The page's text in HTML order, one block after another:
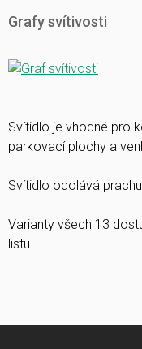
Grafy svítivosti
Svítidlo je vhodné pro
parkovací plochy a
Svítidlo odolává
Varianty všech 13
listu.